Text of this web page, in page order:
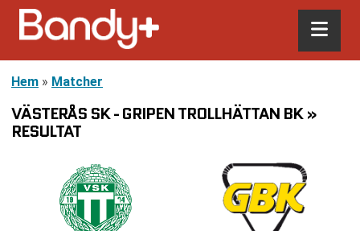
Hem » Matcher
VÄSTERÅS SK - GRIPEN TROLLHÄTTAN BK »
RESULTAT